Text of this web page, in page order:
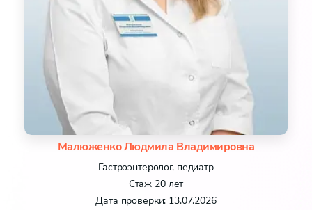
Малюженко Людмила Владимировна
Гастроэнтеролог, педиатр
Стаж 20 лет
Дата проверки: 13.07.2026